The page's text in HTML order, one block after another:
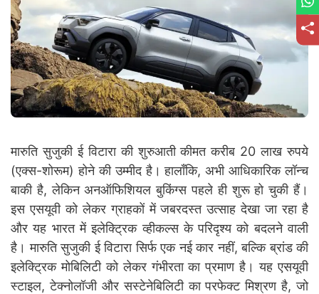
मारुति सुजुकी ई विटारा की शुरुआती कीमत करीब 20 लाख रुपये
(एक्स-शोरूम) होने की उम्मीद है। हालाँकि, अभी आधिकारिक लॉन्च
बाकी है, लेकिन अनऑफिशियल बुकिंग्स पहले ही शुरू हो चुकी हैं।
इस एसयूवी को लेकर ग्राहकों में जबरदस्त उत्साह देखा जा रहा है
और यह भारत में इलेक्ट्रिक व्हीकल्स के परिदृश्य को बदलने वाली
है। मारुति सुजुकी ई विटारा सिर्फ एक नई कार नहीं, बल्कि ब्रांड की
इलेक्ट्रिक मोबिलिटी को लेकर गंभीरता का प्रमाण है। यह एसयूवी
स्टाइल, टेक्नोलॉजी और सस्टेनेबिलिटी का परफेक्ट मिश्रण है, जो